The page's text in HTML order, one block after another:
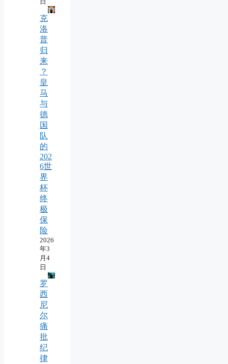
克
洛
普
归
来
？
皇
马
与
德
国
队
的
202
6世
界
杯
终
极
保
险
2026
年3
月4
日
罗
西
尼
尔
痛
批
纪
律